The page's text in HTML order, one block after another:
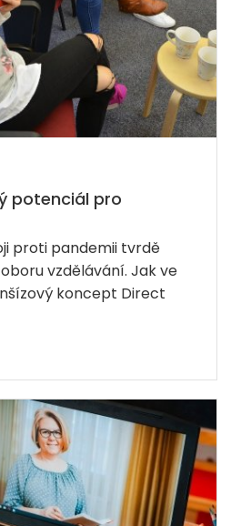
potenciál pro
proti pandemii tvrdě
vzdělávání. Jak ve
koncept Direct